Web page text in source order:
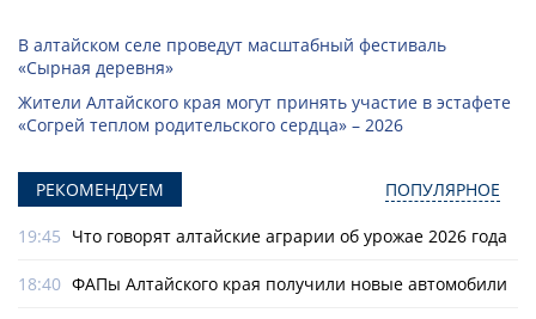
В алтайском селе проведут масштабный фестиваль
«Сырная деревня»
Жители Алтайского края могут принять участие в эстафете
«Согрей теплом родительского сердца» – 2026
РЕКОМЕНДУЕМ ПОПУЛЯРНОЕ
19:45 Что говорят алтайские аграрии об урожае 2026 года
18:40 ФАПы Алтайского края получили новые автомобили